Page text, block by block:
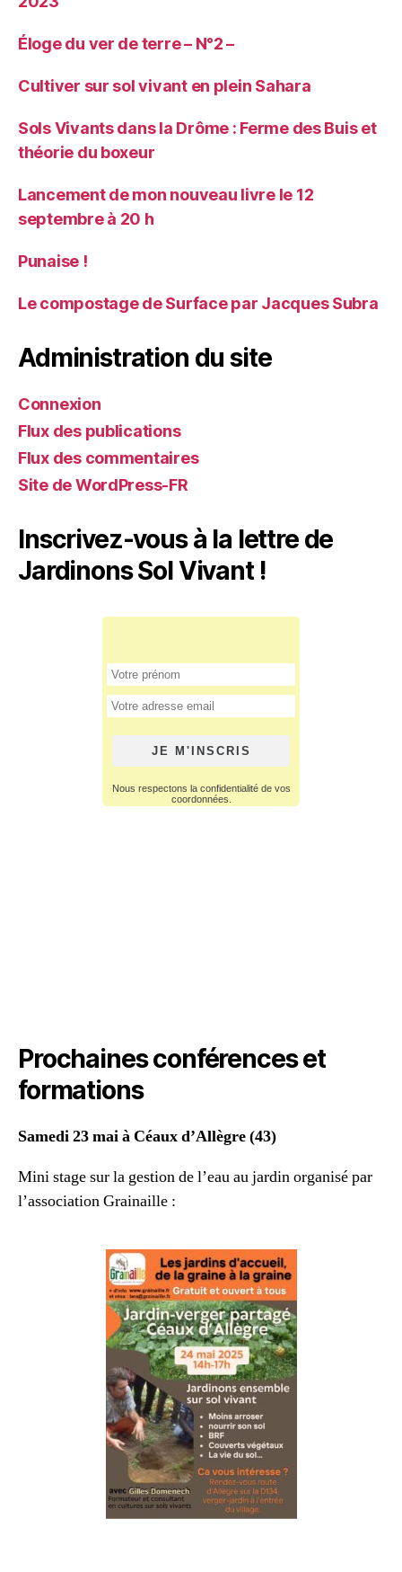
Éloge du ver de terre – N°2 –
Cultiver sur sol vivant en plein Sahara
Sols Vivants dans la Drôme : Ferme des Buis et
théorie du boxeur
Lancement de mon nouveau livre le 12
septembre à 20 h
Punaise !
Le compostage de Surface par Jacques Subra
Administration du site
Connexion
Flux des publications
Flux des commentaires
Site de WordPress-FR
Inscrivez-vous à la lettre de
Jardinons Sol Vivant !
Prochaines conférences et
formations
Samedi 23 mai à Céaux d’Allègre (43)
Mini stage sur la gestion de l’eau au jardin organisé par
l’association Grainaille :